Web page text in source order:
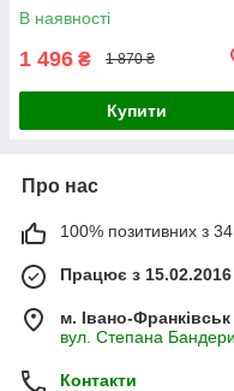
В наявності
1 496 ₴ 1 870 ₴
Купити
Про нас
100% позитивних з 34
Працює з 15.02.2016
м. Івано-Франківськ
вул. Степана
Контакти